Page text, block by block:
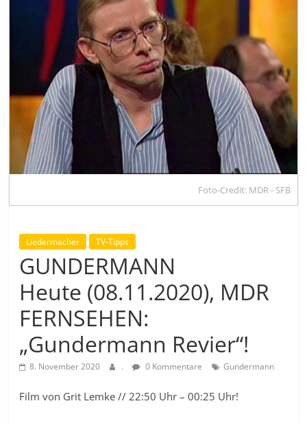
Foto-Credit: MDR - SFB
Liedermacher TV-Tipps
GUNDERMANN
Heute (08.11.2020), MDR
FERNSEHEN:
„Gundermann Revier“!
8. November 2020 . 0 Kommentare Gundermann
Film von Grit Lemke // 22:50 Uhr – 00:25 Uhr!